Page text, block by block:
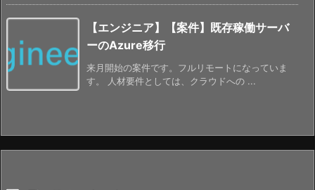
【エンジニア】【案件】既存稼働サーバ
ーのAzure移行
来月開始の案件です。フルリモートになっていま
す。 人材要件としては、クラウドへの ...